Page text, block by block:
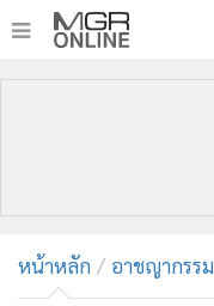
• บันเทิง
หน้าหลัก อาชญากรรม